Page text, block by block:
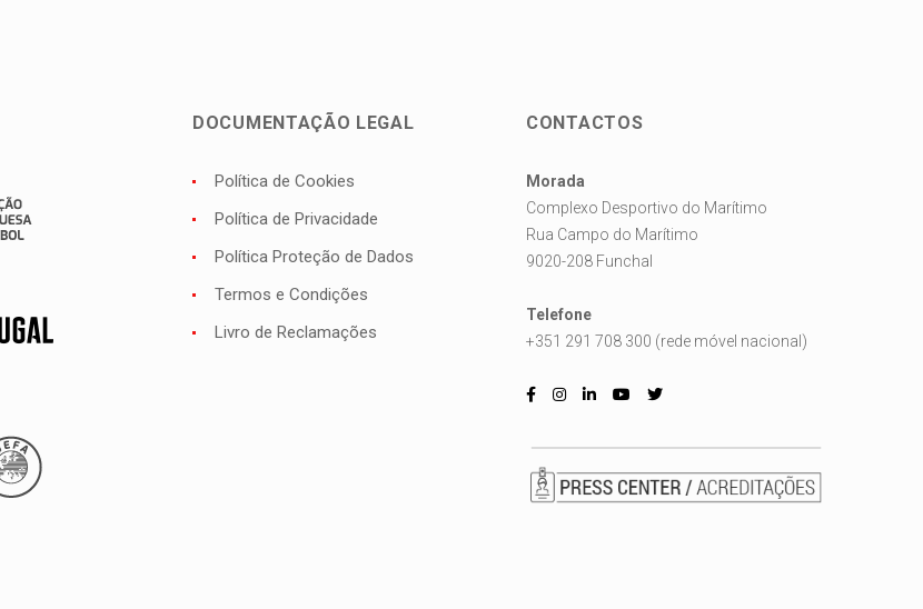
DOCUMENTAÇÃO LEGAL
Política de Cookies
Política de Privacidade
Política Proteção de Dados
Termos e Condições
Livro de Reclamações
CONTACTOS
Morada
Complexo Desportivo do Marítimo
Rua Campo do Marítimo
9020-208 Funchal
Telefone
+351 291 708 300 (rede móvel nacional)